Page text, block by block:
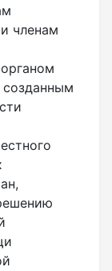
членам
созданным